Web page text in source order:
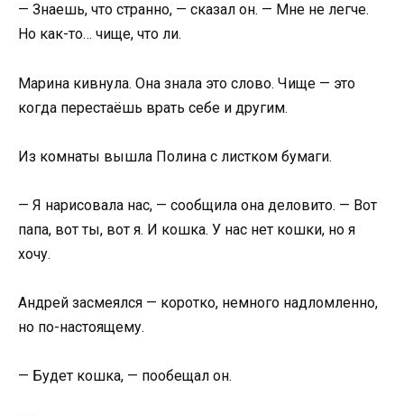
— Знаешь, что странно, — сказал он. — Мне не легче.
Но как-то… чище, что ли.
Марина кивнула. Она знала это слово. Чище — это
когда перестаёшь врать себе и другим.
Из комнаты вышла Полина с листком бумаги.
— Я нарисовала нас, — сообщила она деловито. — Вот
папа, вот ты, вот я. И кошка. У нас нет кошки, но я
хочу.
Андрей засмеялся — коротко, немного надломленно,
но по-настоящему.
— Будет кошка, — пообещал он.